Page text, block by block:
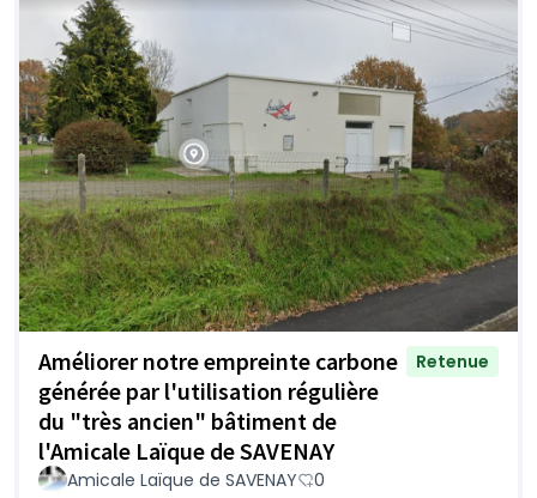
Améliorer notre empreinte carbone
générée par l'utilisation régulière
du "très ancien" bâtiment de
l'Amicale Laïque de SAVENAY
Retenue
Amicale Laïque de SAVENAY 0